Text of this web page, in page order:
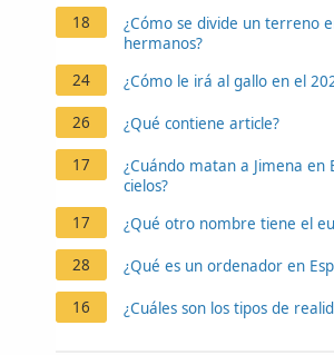
18
¿Cómo se divide un terreno
hermanos?
24
¿Cómo le irá al gallo en el
26 ¿Qué contiene article?
17
¿Cuándo matan a Jimena en
cielos?
17
¿Qué otro nombre tiene el
28 ¿Qué es un ordenador en
16 ¿Cuáles son los tipos de